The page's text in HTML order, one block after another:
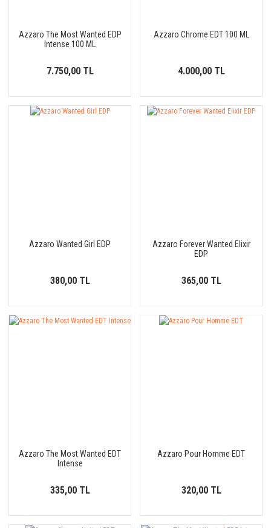
Azzaro The Most Wanted EDP
Intense 100 ML
7.750,00 TL
Azzaro Chrome EDT 100 ML
4.000,00 TL
Azzaro Wanted Girl EDP
380,00 TL
Azzaro Forever Wanted Elixir
EDP
365,00 TL
Azzaro The Most Wanted EDT
Intense
335,00 TL
Azzaro Pour Homme EDT
320,00 TL